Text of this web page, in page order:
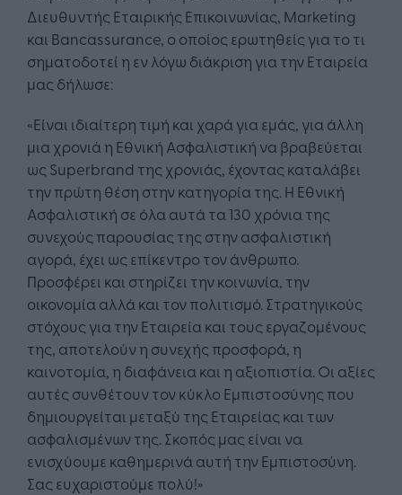
Διευθυντής Εταιρικής Επικοινωνίας, Marketing
και Bancassurance, ο οποίος ερωτηθείς για το τι
σηματοδοτεί η εν λόγω διάκριση για την Εταιρεία
μας δήλωσε:
«Είναι ιδιαίτερη τιμή και χαρά για εμάς, για άλλη
μια χρονιά η Εθνική Ασφαλιστική να βραβεύεται
ως Superbrand της χρονιάς, έχοντας καταλάβει
την πρώτη θέση στην κατηγορία της. Η Εθνική
Ασφαλιστική σε όλα αυτά τα 130 χρόνια της
συνεχούς παρουσίας της στην ασφαλιστική
αγορά, έχει ως επίκεντρο τον άνθρωπο.
Προσφέρει και στηρίζει την κοινωνία, την
οικονομία αλλά και τον πολιτισμό. Στρατηγικούς
στόχους για την Εταιρεία και τους εργαζομένους
της, αποτελούν η συνεχής προσφορά, η
καινοτομία, η διαφάνεια και η αξιοπιστία. Οι αξίες
αυτές συνθέτουν τον κύκλο Εμπιστοσύνης που
δημιουργείται μεταξύ της Εταιρείας και των
ασφαλισμένων της. Σκοπός μας είναι να
ενισχύουμε καθημερινά αυτή την Εμπιστοσύνη.
Σας ευχαριστούμε πολύ!»